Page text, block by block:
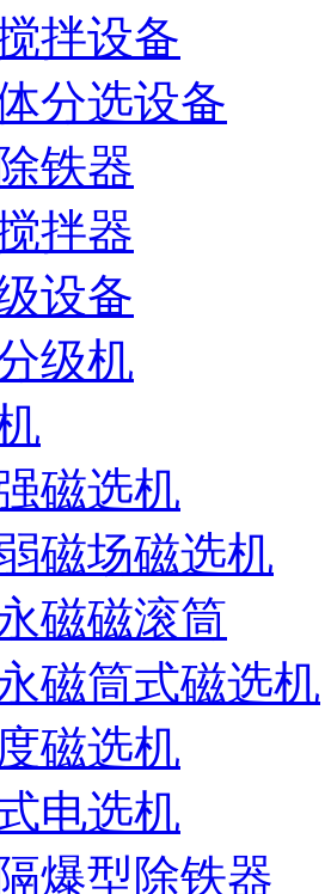
拌设备
分选设备
铁器
拌器
设备
级机
磁选机
磁场磁选机
磁磁滚筒
磁筒式磁选机
磁选机
电选机
爆型除铁器